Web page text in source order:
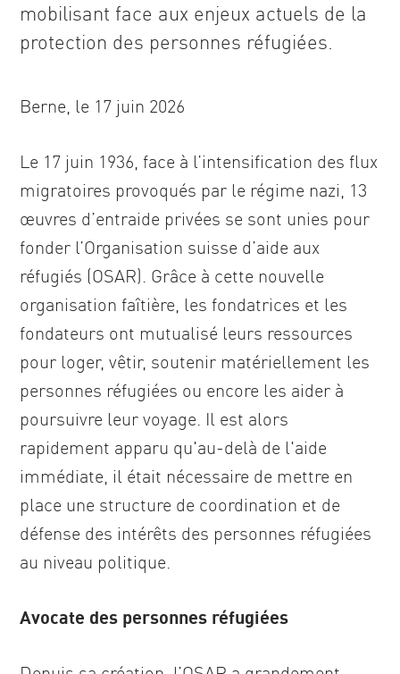
mobilisant face aux enjeux actuels de la
protection des personnes réfugiées.
Berne, le 17 juin 2026
Le 17 juin 1936, face à l’intensification des flux
migratoires provoqués par le régime nazi, 13
œuvres d’entraide privées se sont unies pour
fonder l’Organisation suisse d’aide aux
réfugiés (OSAR). Grâce à cette nouvelle
organisation faîtière, les fondatrices et les
fondateurs ont mutualisé leurs ressources
pour loger, vêtir, soutenir matériellement les
personnes réfugiées ou encore les aider à
poursuivre leur voyage. Il est alors
rapidement apparu qu'au-delà de l'aide
immédiate, il était nécessaire de mettre en
place une structure de coordination et de
défense des intérêts des personnes réfugiées
au niveau politique.
Avocate des personnes réfugiées